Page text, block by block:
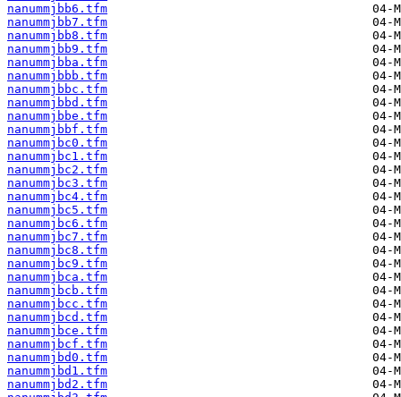
nanummjbb6.tfm
nanummjbb7.tfm
nanummjbb8.tfm
nanummjbb9.tfm
nanummjbba.tfm
nanummjbbb.tfm
nanummjbbc.tfm
nanummjbbd.tfm
nanummjbbe.tfm
nanummjbbf.tfm
nanummjbc0.tfm
nanummjbc1.tfm
nanummjbc2.tfm
nanummjbc3.tfm
nanummjbc4.tfm
nanummjbc5.tfm
nanummjbc6.tfm
nanummjbc7.tfm
nanummjbc8.tfm
nanummjbc9.tfm
nanummjbca.tfm
nanummjbcb.tfm
nanummjbcc.tfm
nanummjbcd.tfm
nanummjbce.tfm
nanummjbcf.tfm
nanummjbd0.tfm
nanummjbd1.tfm
nanummjbd2.tfm